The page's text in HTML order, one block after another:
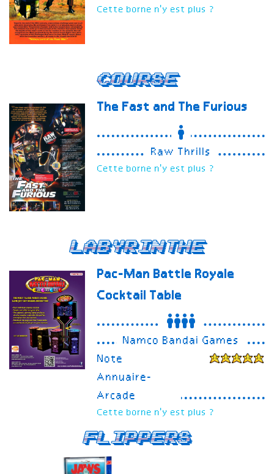
Cette borne n'y est plus ?
Course
The Fast and The Furious
Raw Thrills
Cette borne n'y est plus ?
Labyrinthe
Pac-Man Battle Royale
Cocktail Table
Namco Bandai Games
Note
Annuaire-
Arcade
Cette borne n'y est plus ?
Flippers